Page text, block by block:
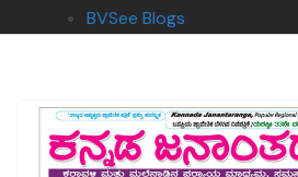
BVSee Blogs